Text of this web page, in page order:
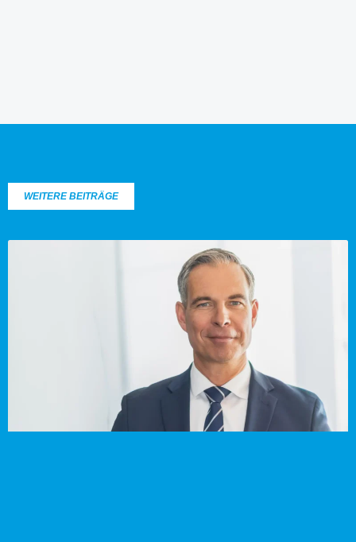
WEITERE BEITRÄGE